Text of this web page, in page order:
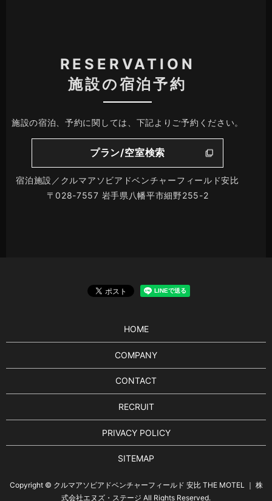
RESERVATION
施設の宿泊予約
施設の宿泊、予約に関しては、下記よりご予約ください。
プラン/空室検索
宿泊施設／クルマアソビアドベンチャーフィールド安比
〒028-7557 岩手県八幡平市細野255-2
HOME
COMPANY
CONTACT
RECRUIT
PRIVACY POLICY
SITEMAP
Copyright © クルマアソビアドベンチャーフィールド 安比 THE MOTEL ｜ 株
式会社エヌズ・ステージ All Rights Reserved.